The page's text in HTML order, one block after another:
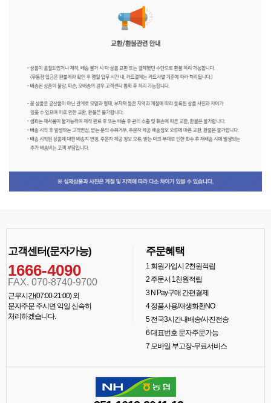
고객센터(문자가능)
1666-4090
FAX. 070-8740-9700
근무시간(07:00-21:00) 외
문자주문 주시면 익일 신속히
처리하겠습니다.
주문혜택
1회원가입시 2천원적립
2주문시 1천원적립
3N Pay구매 간편결제
4정품사용/재생화환NO
5전국3시간내배송/사진전송
6대표번호 문자주문가능
7모바일 부고장-무료서비스